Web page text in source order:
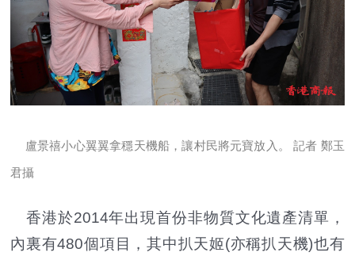
盧景禧小心翼翼拿穩天機船，讓村民將元寶放入。 記者 鄭玉
君攝
香港於2014年出現首份非物質文化遺產清單，
內裏有480個項目，其中扒天姬(亦稱扒天機)也有